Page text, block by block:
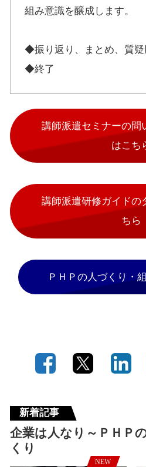
組み意識を醸成します。
◆振り返り、まとめ、質疑
◆終了
講師派遣セミナーの問
はこち
講師派遣研修ガイドの
ちら
ＰＨＰの人づくり・
新着記事
企業は人なり～ＰＨＰ
くり
NEW